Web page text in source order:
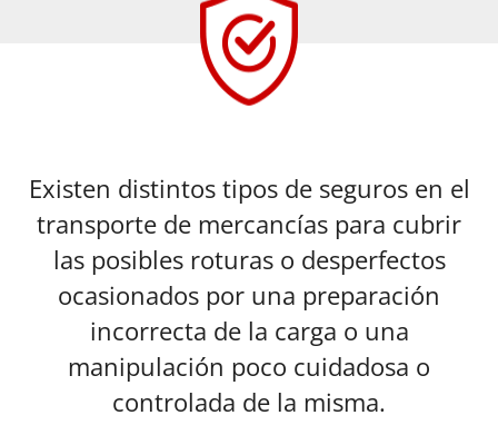
Existen distintos tipos de seguros en el
transporte de mercancías para cubrir
las posibles roturas o desperfectos
ocasionados por una preparación
incorrecta de la carga o una
manipulación poco cuidadosa o
controlada de la misma.